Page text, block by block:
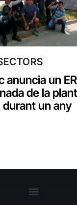
anuncia un
de la
un any